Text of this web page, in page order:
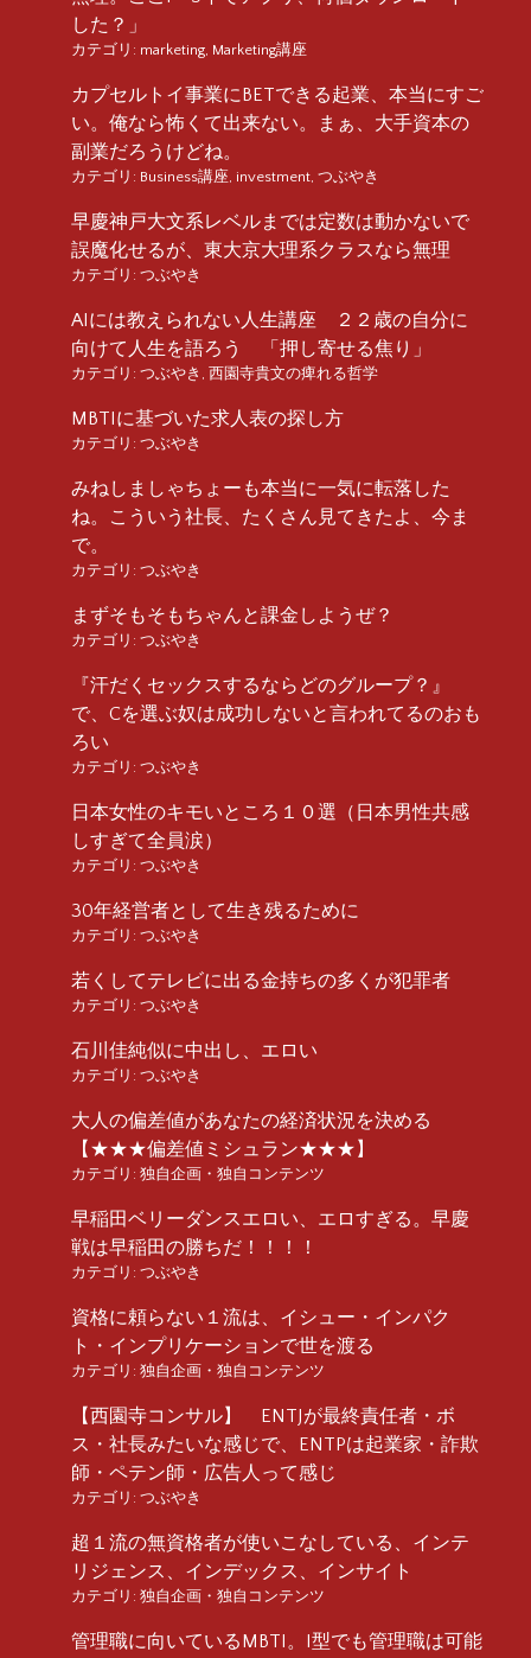
した？」
カテゴリ: marketing Marketing講座
カプセルトイ事業にBETできる起業、本当にすご
い。俺なら怖くて出来ない。まぁ、大手資本の
副業だろうけどね。
カテゴリ: Business講座 investment つぶやき
早慶神戸大文系レベルまでは定数は動かないで
誤魔化せるが、東大京大理系クラスなら無理
カテゴリ: つぶやき
AIには教えられない人生講座 ２２歳の自分に
向けて人生を語ろう 「押し寄せる焦り」
カテゴリ: つぶやき 西園寺貴文の痺れる哲学
MBTIに基づいた求人表の探し方
カテゴリ: つぶやき
みねしましゃちょーも本当に一気に転落した
ね。こういう社長、たくさん見てきたよ、今ま
で。
カテゴリ: つぶやき
まずそもそもちゃんと課金しようぜ？
カテゴリ: つぶやき
『汗だくセックスするならどのグループ？』
で、Cを選ぶ奴は成功しないと言われてるのおも
ろい
カテゴリ: つぶやき
日本女性のキモいところ１０選（日本男性共感
しすぎて全員涙）
カテゴリ: つぶやき
30年経営者として生き残るために
カテゴリ: つぶやき
若くしてテレビに出る金持ちの多くが犯罪者
カテゴリ: つぶやき
石川佳純似に中出し、エロい
カテゴリ: つぶやき
大人の偏差値があなたの経済状況を決める
【★★★偏差値ミシュラン★★★】
カテゴリ: 独自企画・独自コンテンツ
早稲田ベリーダンスエロい、エロすぎる。早慶
戦は早稲田の勝ちだ！！！！
カテゴリ: つぶやき
資格に頼らない１流は、イシュー・インパク
ト・インプリケーションで世を渡る
カテゴリ: 独自企画・独自コンテンツ
【西園寺コンサル】 ENTJが最終責任者・ボ
ス・社長みたいな感じで、ENTPは起業家・詐欺
師・ペテン師・広告人って感じ
カテゴリ: つぶやき
超１流の無資格者が使いこなしている、インテ
リジェンス、インデックス、インサイト
カテゴリ: 独自企画・独自コンテンツ
管理職に向いているMBTI。I型でも管理職は可能